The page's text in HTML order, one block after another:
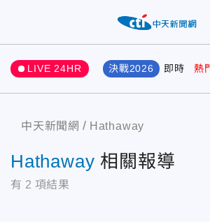
LIVE 24HR 決戰2026 即時 熱
中天新聞網 Hathaway
Hathaway 相關報導
有 2 項結果